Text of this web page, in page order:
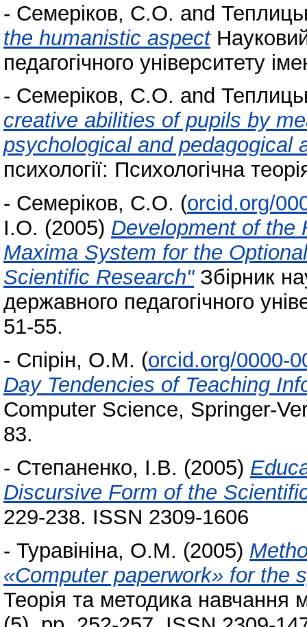
- Семеріков, С.О. and
the humanistic aspect
педагогічного університету
- Семеріков, С.О. and
creative abilities of pupils by
psychological and pedagogical
психології: Психологічна
- Семеріков, С.О. (orcid.org/
І.О. (2005) Development of the
Maxima System for the
Scientific Research"Збірник
державного педагогічного
51-55.
- Спірін, О.М. (orcid.org/0000-
Day Tendencies of Teaching
Computer Science, Springer-
83.
- Степаненко, І.В. (2005)
Discursive Form of the
229-238. ISSN 2309-1606
- Туравініна, О.М. (2005)
«Computer paperwork» for the
Теорія та методика навчання